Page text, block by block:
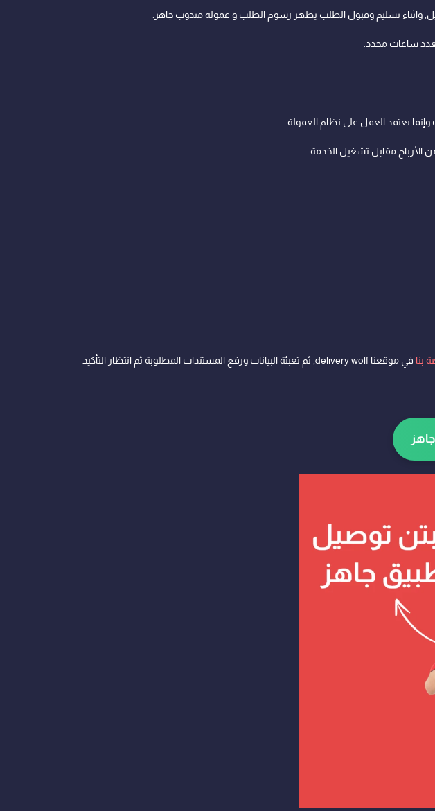
واثناء تسليم وقبول الطلب يظهر رسوم الطلب و عمولة مندوب جاهز.
ساعات محدد.
يعتمد العمل على نظام العمولة.
بنا في موقعنا delivery wolf, ثم تعبئة البيانات ورفع المستندات المطلوبة ثم انتظار التأكيد